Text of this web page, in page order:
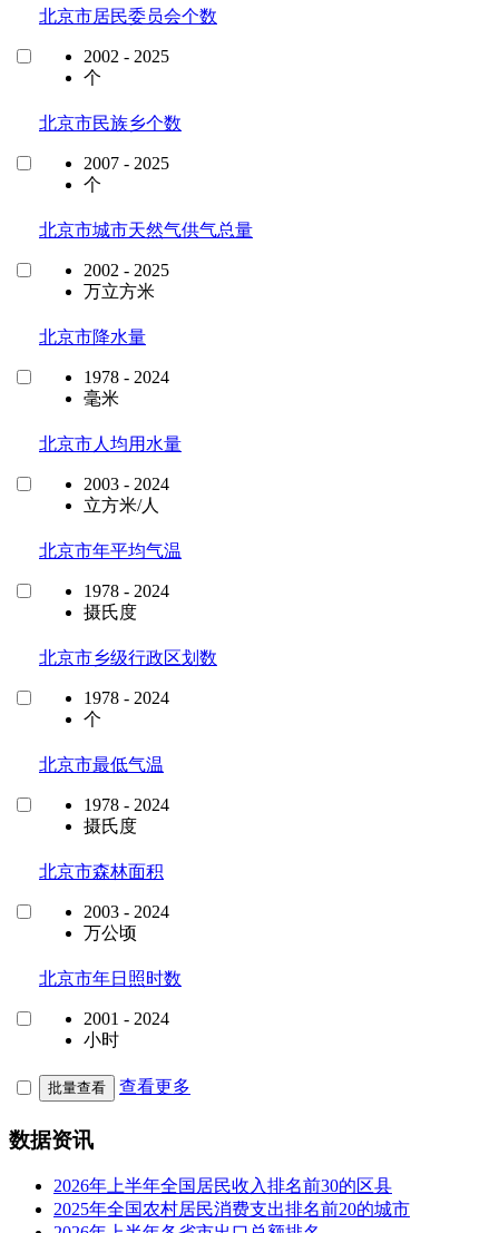
北京市居民委员会个数
2002 - 2025
个
北京市民族乡个数
2007 - 2025
个
北京市城市天然气供气总量
2002 - 2025
万立方米
北京市降水量
1978 - 2024
毫米
北京市人均用水量
2003 - 2024
立方米/人
北京市年平均气温
1978 - 2024
摄氏度
北京市乡级行政区划数
1978 - 2024
个
北京市最低气温
1978 - 2024
摄氏度
北京市森林面积
2003 - 2024
万公顷
北京市年日照时数
2001 - 2024
小时
批量查看 查看更多
数据资讯
2026年上半年全国居民收入排名前30的区县
2025年全国农村居民消费支出排名前20的城市